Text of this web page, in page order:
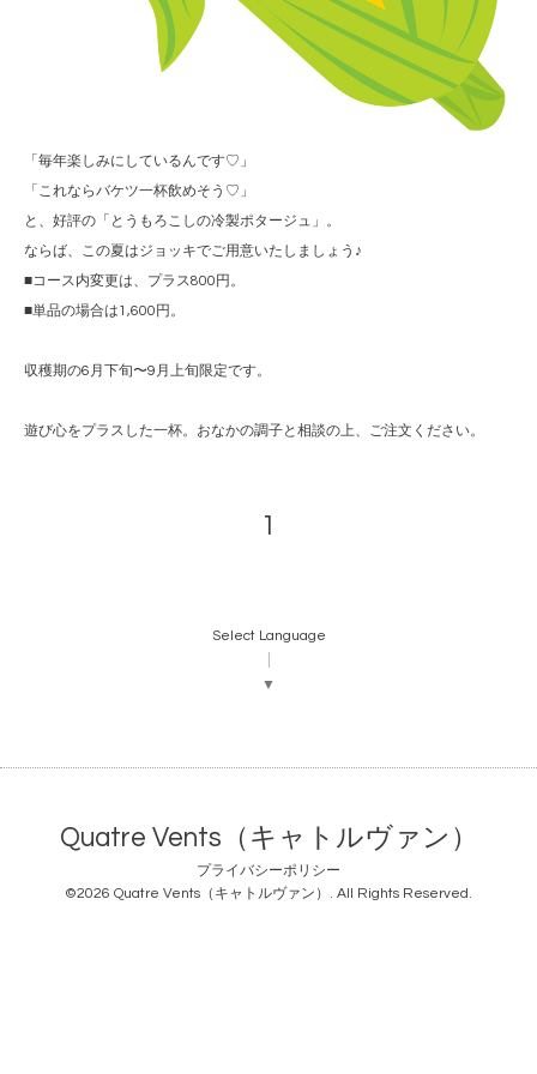
「毎年楽しみにしているんです♡」
「これならバケツ一杯飲めそう♡」
と、好評の「とうもろこしの冷製ポタージュ」。
ならば、この夏はジョッキでご用意いたしましょう♪
■コース内変更は、プラス800円。
■単品の場合は1,600円。
収穫期の6月下旬〜9月上旬限定です。
遊び心をプラスした一杯。おなかの調子と相談の上、ご注文ください。
1
Select Language
▼
Quatre Vents（キャトルヴァン）
プライバシーポリシー
©2026 Quatre Vents（キャトルヴァン） . All Rights Reserved.